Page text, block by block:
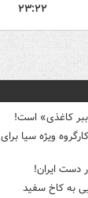
۲۳:۲۲
کاغذی» است!
ویژه سیا برای
دست ایران!
به کاخ سفید